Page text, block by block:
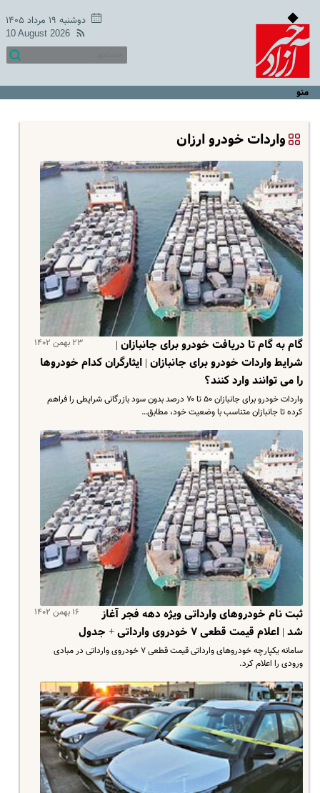
دوشنبه ۱۹ مرداد ۱۴۰۵
10 August 2026
منو
واردات خودرو ارزان
۲۳ بهمن ۱۴۰۲
گام به گام تا دریافت خودرو برای جانبازان |
شرایط واردات خودرو برای جانبازان | ایثارگران کدام خودروها
را می توانند وارد کنند؟
واردات خودرو برای جانبازان ۵۰ تا ۷۰ درصد بدون سود بازرگانی شرایطی را فراهم
کرده تا جانبازان متناسب با وضعیت خود، مطابق…
۱۶ بهمن ۱۴۰۲
ثبت نام خودروهای وارداتی ویژه دهه فجر آغاز
شد | اعلام قیمت قطعی ۷ خودروی وارداتی + جدول
سامانه یکپارچه خودروهای وارداتی قیمت قطعی ۷ خودروی وارداتی در مبادی
ورودی را اعلام کرد.